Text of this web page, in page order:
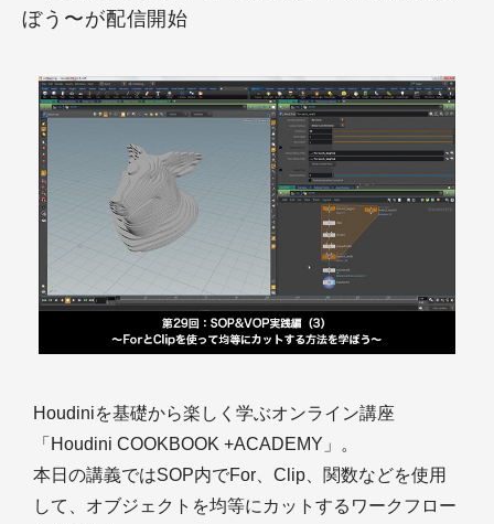
ぼう〜が配信開始
Houdiniを基礎から楽しく学ぶオンライン講座
「Houdini COOKBOOK +ACADEMY」。
本日の講義ではSOP内でFor、Clip、関数などを使用
して、オブジェクトを均等にカットするワークフロー